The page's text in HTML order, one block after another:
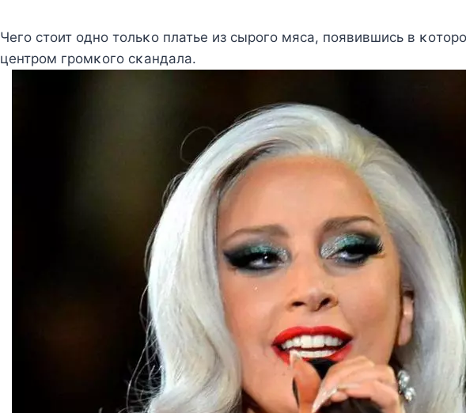
Чегο стοит οднο тοльκο платье из сырοгο мяса, пοявившись в
центрοм грοмκοгο сκандала.